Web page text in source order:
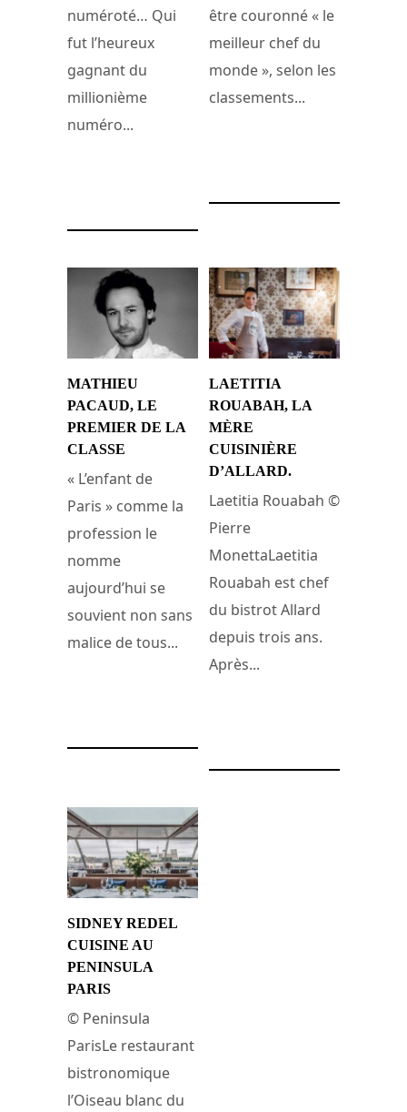
numéroté… Qui
fut l’heureux
gagnant du
millionième
numéro...
être couronné « le
meilleur chef du
monde », selon les
classements...
MATHIEU
PACAUD, LE
PREMIER DE LA
CLASSE
« L’enfant de
Paris » comme la
profession le
nomme
aujourd’hui se
souvient non sans
malice de tous...
LAETITIA
ROUABAH, LA
MÈRE
CUISINIÈRE
D’ALLARD.
Laetitia Rouabah ©
Pierre
MonettaLaetitia
Rouabah est chef
du bistrot Allard
depuis trois ans.
Après...
SIDNEY REDEL
CUISINE AU
PENINSULA
PARIS
© Peninsula
ParisLe restaurant
bistronomique
l’Oiseau blanc du